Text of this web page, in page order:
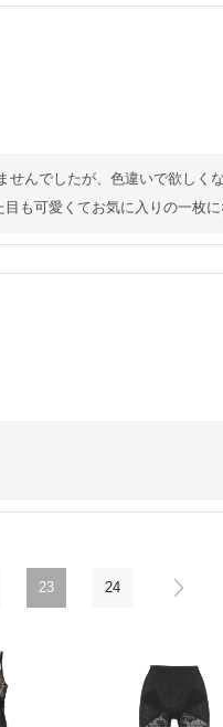
んでしたが、色違いで欲しく
も可愛くてお気に入りの一枚
23 24